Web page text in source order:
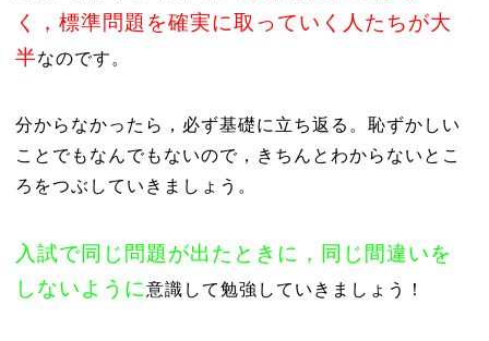
く，標準問題を確実に取っていく人たちが大
半なのです。
分からなかったら，必ず基礎に立ち返る。恥ずかしい
ことでもなんでもないので，きちんとわからないとこ
ろをつぶしていきましょう。
入試で同じ問題が出たときに，同じ間違いを
しないように意識して勉強していきましょう！